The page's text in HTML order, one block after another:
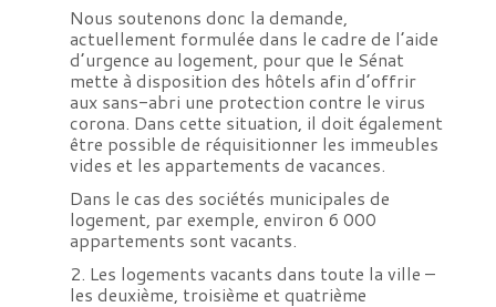
Nous soutenons donc la demande,
actuellement formulée dans le cadre de l’aide
d’urgence au logement, pour que le Sénat
mette à disposition des hôtels afin d’offrir
aux sans-abri une protection contre le virus
corona. Dans cette situation, il doit également
être possible de réquisitionner les immeubles
vides et les appartements de vacances.
Dans le cas des sociétés municipales de
logement, par exemple, environ 6 000
appartements sont vacants.
2. Les logements vacants dans toute la ville –
les deuxième, troisième et quatrième